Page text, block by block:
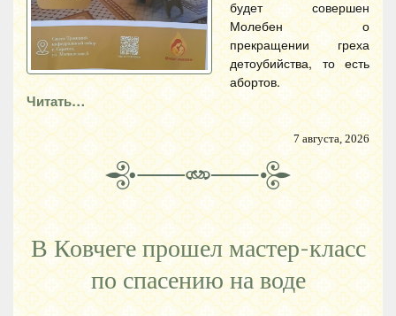
будет совершен
Молебен о
прекращении греха
детоубийства, то есть
абортов.
Читать…
7 августа, 2026
В Ковчеге прошел мастер-класс
по спасению на воде